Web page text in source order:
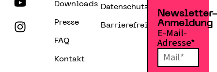
Downloads
Presse
FAQ
Kontakt
Datenschutzerklärung
Barrierefreiheitserklärung
Anmeldung
E-Mail-
Adresse*